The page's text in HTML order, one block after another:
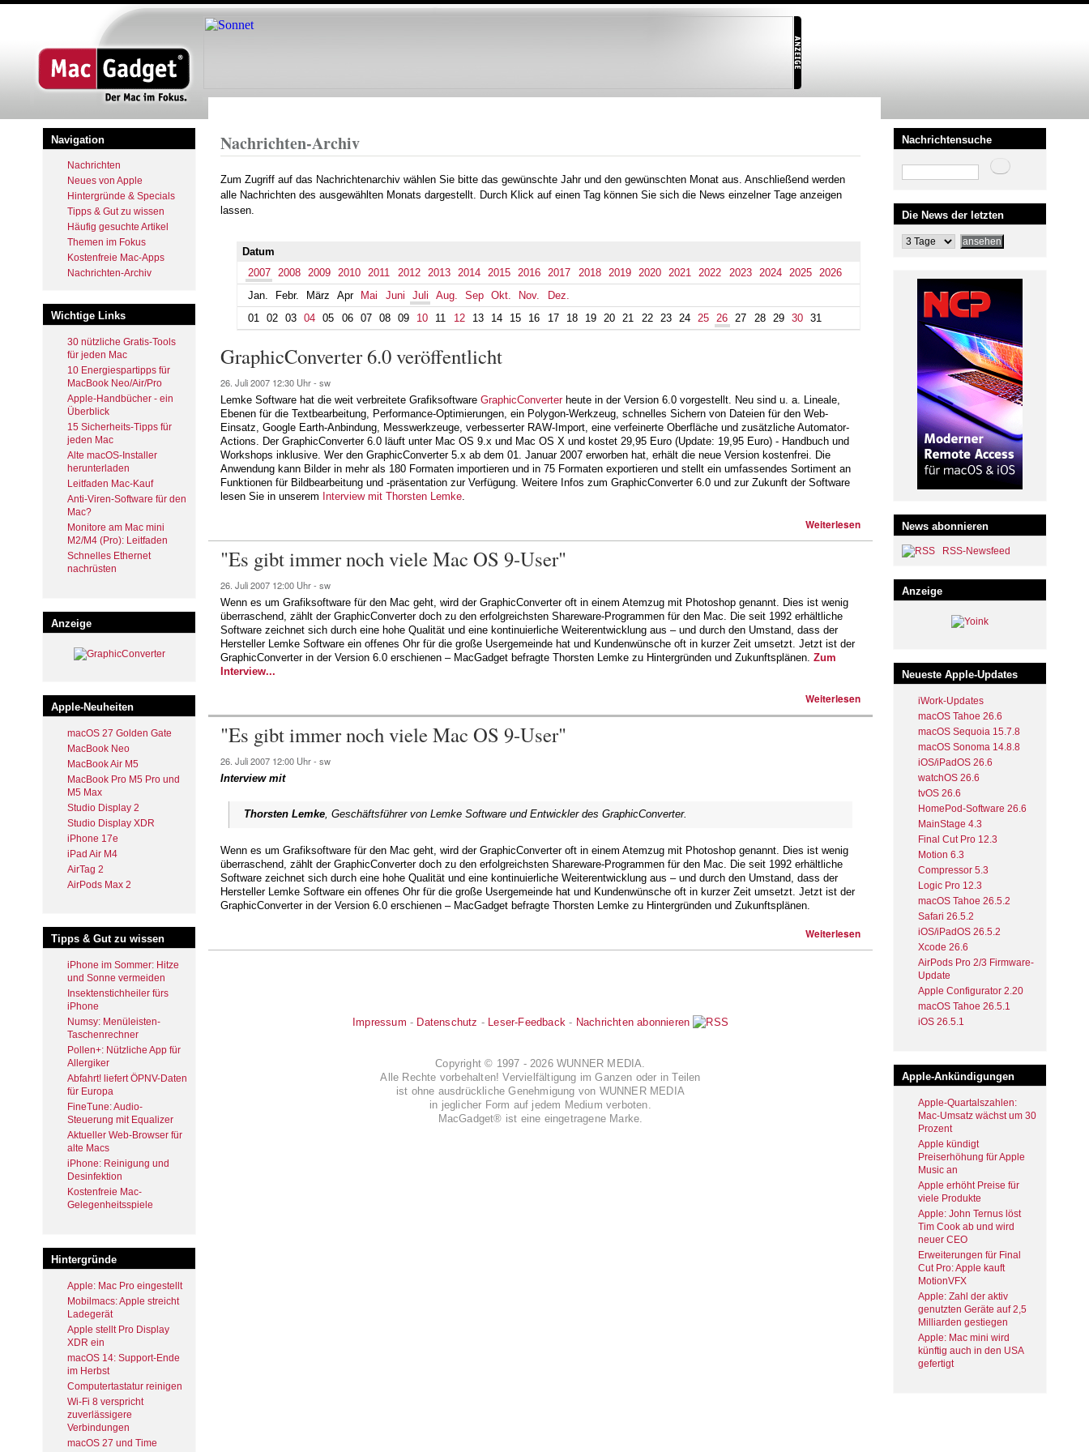
Direkt
Navigation
Nachrichten
Neues von Apple
Hintergründe & Specials
Tipps & Gut zu wissen
Häufig gesuchte Artikel
Themen im Fokus
Kostenfreie Mac-Apps
Nachrichten-Archiv
Wichtige Links
30 nützliche Gratis-Tools
für jeden Mac
10 Energiespartipps für
MacBook Neo/Air/Pro
Apple-Handbücher - ein
Überblick
15 Sicherheits-Tipps für
jeden Mac
Alte macOS-Installer
herunterladen
Leitfaden Mac-Kauf
Anti-Viren-Software für den
Mac?
Monitore am Mac mini
M2/M4 (Pro): Leitfaden
Schnelles Ethernet
nachrüsten
Anzeige
Apple-Neuheiten
macOS 27 Golden Gate
MacBook Neo
MacBook Air M5
MacBook Pro M5 Pro und
M5 Max
Studio Display 2
Studio Display XDR
iPhone 17e
iPad Air M4
AirTag 2
AirPods Max 2
Tipps & Gut zu wissen
iPhone im Sommer: Hitze
und Sonne vermeiden
Insektenstichheiler fürs
iPhone
Numsy: Menüleisten-
Taschenrechner
Pollen+: Nützliche App für
Allergiker
Abfahrt! liefert ÖPNV-Daten
für Europa
FineTune: Audio-
Steuerung mit Equalizer
Aktueller Web-Browser für
alte Macs
iPhone: Reinigung und
Desinfektion
Kostenfreie Mac-
Gelegenheitsspiele
Hintergründe
Apple: Mac Pro eingestellt
Mobilmacs: Apple streicht
Ladegerät
Apple stellt Pro Display
XDR ein
macOS 14: Support-Ende
im Herbst
Computertastatur reinigen
Wi-Fi 8 verspricht
zuverlässigere
Verbindungen
macOS 27 und Time
Nachrichten-Archiv
Zum Zugriff auf das Nachrichtenarchiv wählen Sie bitte das gewünschte Jahr und den gewünschten Monat aus. Anschließend werden
alle Nachrichten des ausgewählten Monats dargestellt. Durch Klick auf einen Tag können Sie sich die News einzelner Tage anzeigen
lassen.
Datum
2007
2008 2009 2010 2011 2012 2013 2014 2015 2016 2017 2018 2019 2020 2021 2022 2023 2024 2025
2026
Jan.
Febr. März Apr Mai Juni Juli Aug. Sep Okt. Nov.
Dez.
01
02 03 04 05 06 07 08 09 10 11 12 13 14 15 16 17 18 19 20 21 22 23 24 25 26 27 28 29 30 31
GraphicConverter 6.0 veröffentlicht
26. Juli 2007 12:30 Uhr - sw
Lemke Software hat die weit verbreitete Grafiksoftware GraphicConverterheute in der Version 6.0 vorgestellt. Neu sind u. a. Lineale,
Ebenen für die Textbearbeitung, Performance-Optimierungen, ein Polygon-Werkzeug, schnelles Sichern von Dateien für den Web-
Einsatz, Google Earth-Anbindung, Messwerkzeuge, verbesserter RAW-Import, eine verfeinerte Oberfläche und zusätzliche Automator-
Actions. Der GraphicConverter 6.0 läuft unter Mac OS 9.x und Mac OS X und kostet 29,95 Euro (Update: 19,95 Euro) - Handbuch und
Workshops inklusive. Wer den GraphicConverter 5.x ab dem 01. Januar 2007 erworben hat, erhält die neue Version kostenfrei. Die
Anwendung kann Bilder in mehr als 180 Formaten importieren und in 75 Formaten exportieren und stellt ein umfassendes Sortiment an
Funktionen für Bildbearbeitung und -präsentation zur Verfügung. Weitere Infos zum GraphicConverter 6.0 und zur Zukunft der Software
lesen Sie in unserem Interview mit Thorsten Lemke.
Weiterlesen
"Es gibt immer noch viele Mac OS 9-User"
26. Juli 2007 12:00 Uhr - sw
Wenn es um Grafiksoftware für den Mac geht, wird der GraphicConverter oft in einem Atemzug mit Photoshop genannt. Dies ist wenig
überraschend, zählt der GraphicConverter doch zu den erfolgreichsten Shareware-Programmen für den Mac. Die seit 1992 erhältliche
Software zeichnet sich durch eine hohe Qualität und eine kontinuierliche Weiterentwicklung aus – und durch den Umstand, dass der
Hersteller Lemke Software ein offenes Ohr für die große Usergemeinde hat und Kundenwünsche oft in kurzer Zeit umsetzt. Jetzt ist der
GraphicConverter in der Version 6.0 erschienen – MacGadget befragte Thorsten Lemke zu Hintergründen und Zukunftsplänen. Zum
Interview...
Weiterlesen
"Es gibt immer noch viele Mac OS 9-User"
26. Juli 2007 12:00 Uhr - sw
Interview mit
Thorsten Lemke, Geschäftsführer von Lemke Software und Entwickler des GraphicConverter.
Wenn es um Grafiksoftware für den Mac geht, wird der GraphicConverter oft in einem Atemzug mit Photoshop genannt. Dies ist wenig
überraschend, zählt der GraphicConverter doch zu den erfolgreichsten Shareware-Programmen für den Mac. Die seit 1992 erhältliche
Software zeichnet sich durch eine hohe Qualität und eine kontinuierliche Weiterentwicklung aus – und durch den Umstand, dass der
Hersteller Lemke Software ein offenes Ohr für die große Usergemeinde hat und Kundenwünsche oft in kurzer Zeit umsetzt. Jetzt ist der
GraphicConverter in der Version 6.0 erschienen – MacGadget befragte Thorsten Lemke zu Hintergründen und Zukunftsplänen.
Weiterlesen
Impressum - Datenschutz - Leser-Feedback - Nachrichten abonnieren
Copyright © 1997 - 2026 WUNNER MEDIA.
Alle Rechte vorbehalten! Vervielfältigung im Ganzen oder in Teilen
ist ohne ausdrückliche Genehmigung von WUNNER MEDIA
in jeglicher Form auf jedem Medium verboten.
MacGadget® ist eine eingetragene Marke.
Nachrichtensuche
Suche
Die News der letzten
News abonnieren
RSS-Newsfeed
Anzeige
Neueste Apple-Updates
iWork-Updates
macOS Tahoe 26.6
macOS Sequoia 15.7.8
macOS Sonoma 14.8.8
iOS/iPadOS 26.6
watchOS 26.6
tvOS 26.6
HomePod-Software 26.6
MainStage 4.3
Final Cut Pro 12.3
Motion 6.3
Compressor 5.3
Logic Pro 12.3
macOS Tahoe 26.5.2
Safari 26.5.2
iOS/iPadOS 26.5.2
Xcode 26.6
AirPods Pro 2/3 Firmware-
Update
Apple Configurator 2.20
macOS Tahoe 26.5.1
iOS 26.5.1
Apple-Ankündigungen
Apple-Quartalszahlen:
Mac-Umsatz wächst um 30
Prozent
Apple kündigt
Preiserhöhung für Apple
Music an
Apple erhöht Preise für
viele Produkte
Apple: John Ternus löst
Tim Cook ab und wird
neuer CEO
Erweiterungen für Final
Cut Pro: Apple kauft
MotionVFX
Apple: Zahl der aktiv
genutzten Geräte auf 2,5
Milliarden gestiegen
Apple: Mac mini wird
künftig auch in den USA
gefertigt